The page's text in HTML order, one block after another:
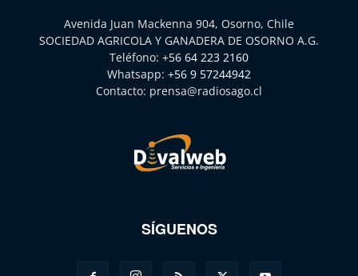
Avenida Juan Mackenna 904, Osorno, Chile
SOCIEDAD AGRICOLA Y GANADERA DE OSORNO A.G.
Teléfono: +56 64 223 2160
Whatsapp: +56 9 57244942
Contacto: prensa@radiosago.cl
SÍGUENOS